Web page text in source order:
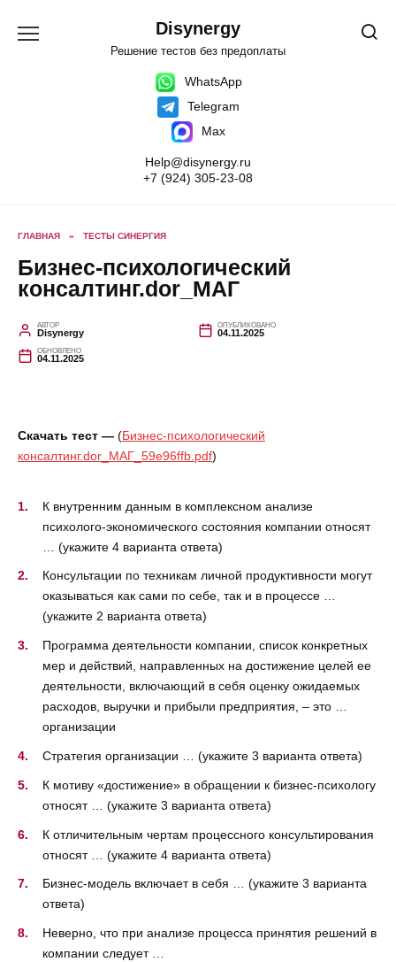
содержанию
Disynergy
Решение тестов без предоплаты
WhatsApp
Telegram
Max
Help@disynergy.ru
+7 (924) 305-23-08
ГЛАВНАЯ » ТЕСТЫ СИНЕРГИЯ
Бизнес-психологический
консалтинг.dor_МАГ
АВТОР
Disynergy
ОПУБЛИКОВАНО
04.11.2025
ОБНОВЛЕНО
04.11.2025
Скачать тест — (Бизнес-психологический
консалтинг.dor_МАГ_59e96ffb.pdf)
К внутренним данным в комплексном анализе
психолого-экономического состояния компании относят
… (укажите 4 варианта ответа)
Консультации по техникам личной продуктивности могут
оказываться как сами по себе, так и в процессе …
(укажите 2 варианта ответа)
Программа деятельности компании, список конкретных
мер и действий, направленных на достижение целей ее
деятельности, включающий в себя оценку ожидаемых
расходов, выручки и прибыли предприятия, – это …
организации
Стратегия организации … (укажите 3 варианта ответа)
К мотиву «достижение» в обращении к бизнес-психологу
относят … (укажите 3 варианта ответа)
К отличительным чертам процессного консультирования
относят … (укажите 4 варианта ответа)
Бизнес-модель включает в себя … (укажите 3 варианта
ответа)
Неверно, что при анализе процесса принятия решений в
компании следует …